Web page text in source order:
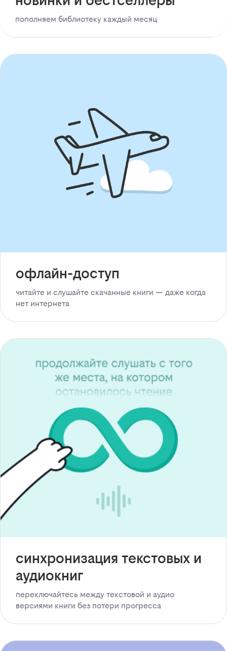
пополняем библиотеку каждый месяц
офлайн-доступ
читайте и слушайте скачанные книги — даже когда
нет интернета
синхронизация текстовых и
аудиокниг
переключайтесь между текстовой и аудио
версиями книги без потери прогресса